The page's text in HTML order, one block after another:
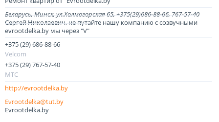
Беларусь Минск ул.Холмогорская 65, +375(29)686-88-66, 767-57-40
Сергей Николаевич, не путайте нашу компанию с созвучными
evrootdelka.by мы через "V"
+375 29 686-88-66
Velcom
+375 29 767-57-40
МТС
http://evrootdelka.by
Evrootdelka@tut.by
Evrootdelka.by